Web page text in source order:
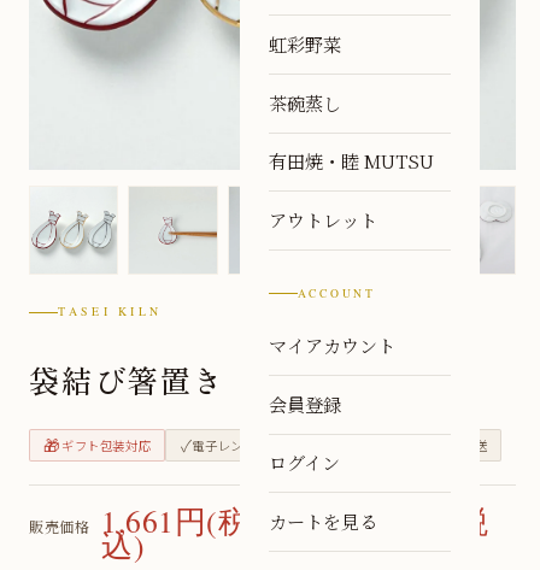
虹彩野菜
茶碗蒸し
有田焼・睦 MUTSU
アウトレット
ACCOUNT
マイアカウント
会員登録
ログイン
カートを見る
TASEI KILN
袋結び箸置き
🎁 ギフト包装対応 ✓電子レンジ対応 窯元直送
販売価格 1,661円(税込) 〜 2,002円(税
込)